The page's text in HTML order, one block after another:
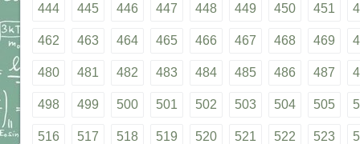
444 445 446 447 448 449 450 451
462 463 464 465 466 467 468 469
480 481 482 483 484 485 486 487
498 499 500 501 502 503 504 505
516 517 518 519 520 521 522 523